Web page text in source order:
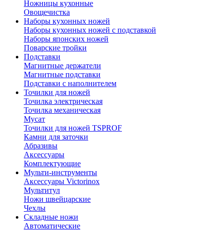
Ножницы кухонные
Овощечистка
Наборы кухонных ножей
Наборы кухонных ножей с подставкой
Наборы японских ножей
Поварские тройки
Подставки
Магнитные держатели
Магнитные подставки
Подставки с наполнителем
Точилки для ножей
Точилка электрическая
Точилка механическая
Мусат
Точилки для ножей TSPROF
Камни для заточки
Абразивы
Аксессуары
Комплектующие
Мульти-инструменты
Аксессуары Victorinox
Мультитул
Ножи швейцарские
Чехлы
Складные ножи
Автоматические